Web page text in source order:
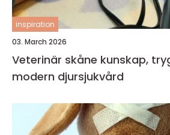
inspiration
03. March 2026
Veterinär skåne kunskap, trygghet och
modern djursjukvård